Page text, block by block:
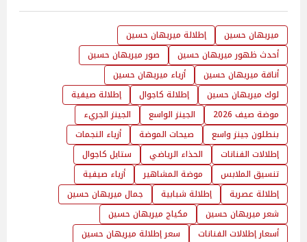
ميريهان حسين
إطلالة ميريهان حسين
أحدث ظهور ميريهان حسين
صور ميريهان حسين
أناقة ميريهان حسين
أزياء ميريهان حسين
لوك ميريهان حسين
إطلالة كاجوال
إطلالة صيفية
موضة صيف 2026
الجينز الواسع
الجينز الجريء
بنطلون جينز واسع
صيحات الموضة
أزياء النجمات
إطلالات الفنانات
الحذاء الرياضي
ستايل كاجوال
تنسيق الملابس
موضة المشاهير
أزياء صيفية
إطلالة عصرية
إطلالة شبابية
جمال ميريهان حسين
شعر ميريهان حسين
مكياج ميريهان حسين
أسعار إطلالات الفنانات
سعر إطلالة ميريهان حسين